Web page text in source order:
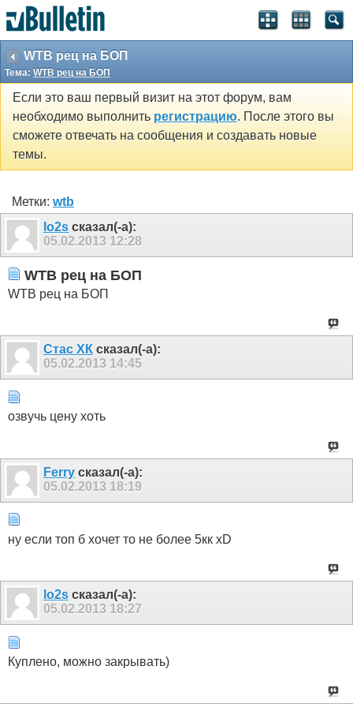
WTB рец на БОП
Тема: WTB рец на БОП
Если это ваш первый визит на этот форум, вам
необходимо выполнить регистрацию. После этого вы
сможете отвечать на сообщения и создавать новые
темы.
Метки: wtb
lo2s сказал(-а):
05.02.2013 12:28
WTB рец на БОП
WTB рец на БОП
Стас ХК сказал(-а):
05.02.2013 14:45
озвучь цену хоть
Ferry сказал(-а):
05.02.2013 18:19
ну если топ б хочет то не более 5кк xD
lo2s сказал(-а):
05.02.2013 18:27
Куплено, можно закрывать)